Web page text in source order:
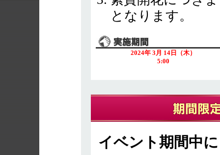
となります。
2024年 3月 14日（木）
5:00
イベント期間中